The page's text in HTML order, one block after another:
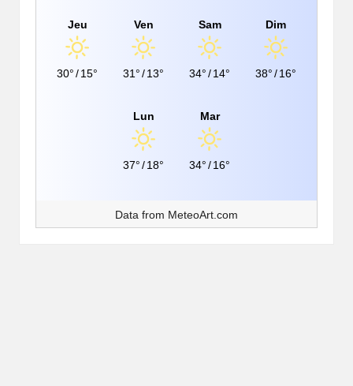
Jeu
30°/15°
Ven
31°/13°
Sam
34°/14°
Dim
38°/16°
Lun
37°/18°
Mar
34°/16°
Data from MeteoArt.com